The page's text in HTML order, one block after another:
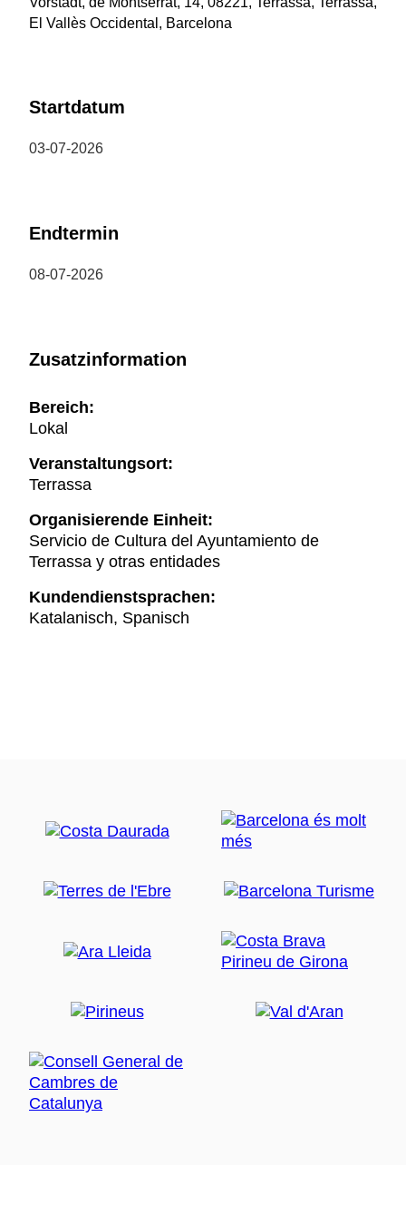
El Vallès Occidental, Barcelona
Startdatum
03-07-2026
Endtermin
08-07-2026
Zusatzinformation
Bereich:
Lokal
Veranstaltungsort:
Terrassa
Organisierende Einheit:
Servicio de Cultura del Ayuntamiento de
Terrassa y otras entidades
Kundendienstsprachen:
Katalanisch, Spanisch